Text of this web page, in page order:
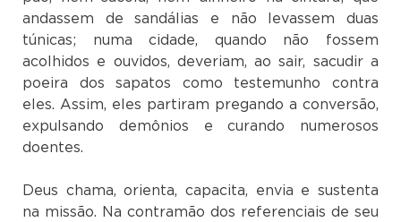
andassem de sandálias e não levassem duas
túnicas; numa cidade, quando não fossem
acolhidos e ouvidos, deveriam, ao sair, sacudir a
poeira dos sapatos como testemunho contra
eles. Assim, eles partiram pregando a conversão,
expulsando demônios e curando numerosos
Deus chama, orienta, capacita, envia e sustenta
na missão. Na contramão dos referenciais de seu